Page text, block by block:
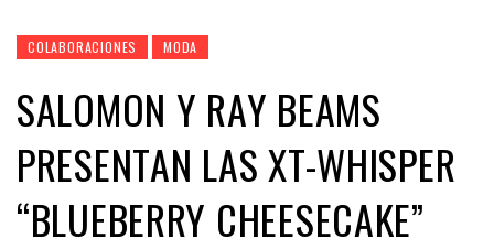
COLABORACIONES MODA
SALOMON Y RAY BEAMS
PRESENTAN LAS XT-WHISPER
“BLUEBERRY CHEESECAKE”